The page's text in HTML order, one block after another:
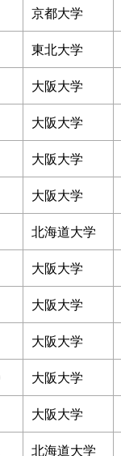
京都大学
東北大学
大阪大学
大阪大学
大阪大学
大阪大学
北海道大学
大阪大学
大阪大学
大阪大学
大阪大学
大阪大学
北海道大学